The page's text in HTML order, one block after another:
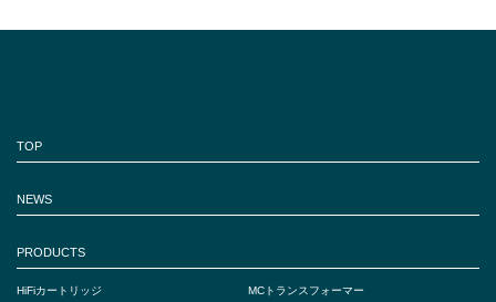
TOP
NEWS
PRODUCTS
HiFiカートリッジ
MCトランスフォーマー